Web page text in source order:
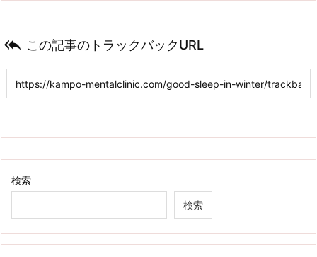
 この記事のトラックバックURL
検索
検索